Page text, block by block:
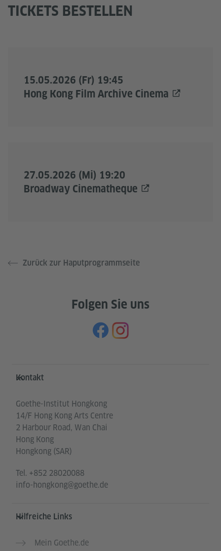
TICKETS BESTELLEN
15.05.2026 (Fr) 19:45
Hong Kong Film Archive Cinema
27.05.2026 (Mi) 19:20
Broadway Cinematheque
Zurück zur Haputprogrammseite
Folgen Sie uns
Service- und Informationsbereich
Kontakt
Goethe-Institut Hongkong
14/F Hong Kong Arts Centre
2 Harbour Road, Wan Chai
Hong Kong
Hongkong (SAR)
Tel. +852 28020088
info-hongkong@goethe.de
Hilfreiche Links
Mein Goethe.de